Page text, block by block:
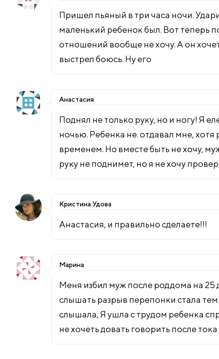
Пришел пьяный в три часа ночи.
маленький ребенок был. Вот теперь
отношений вообще не хочу. А он
выстрел боюсь. Ну его
Анастасия
Поднял не только руку, но и ногу! Я
ночью. Ребенка не. отдавал мне,
временем. Но вместе быть не хочу,
руку не поднимет, но я не хочу
Кристина Удова
Анастасия, и правильно сделаете!!!
Марина
Меня избил муж после роддома на 25
слышать разрыв перепонки стала
слышала, Я ушла с трудом ребенка
не хочеть довать говорить после